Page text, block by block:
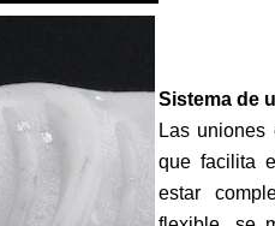
Sistema de
Las
que facilita
estar